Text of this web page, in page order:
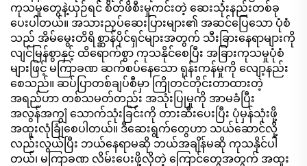
ကုသမှုတွေနဲ့ယှဉ်ရင် စိတ်ဖိစီးမှုကင်းတဲ့ ဆေးသုံးနည်းတစ်ခု
ပေးပါတယ်။ အသားညှပ်ဆေးပြားများ၏ အဆင်ပြေသော ပုံစံ
သည် အိမ်မွေးတိရိစ္ဆာန်ပိုင်ရှင်များအတွက် သီးခြားနေရာများကို
လျင်မြန်စွာနှင့် ထိရောက်စွာ ကုသနိုင်စေပြီး အခြားကုသမှုပုံစံ
များဖြင့် မကြာခဏ ဆက်စပ်နေသော ရုန်းကန်မှုကို လျော့နည်း
စေသည်။ ဆပ်ပြာတစ်ချပ်စီမှာ ကြိုတင်တိုင်းတာထားတဲ့
အရည်ဟာ တစ်သမတ်တည်း အသုံးပြုမှုကို အာမခံပြီး
အလွန်အကျွံ သောက်သုံးခြင်းကို တားဆီးပေးပြီး ပုံမှန်သုံးဖို့
အထူးလုံခြုံစေပါတယ်။ ဒီဆေးရွက်တွေဟာ သယ်ဆောင်လို့
လည်းလွယ်ပြီး ဘယ်နေရာမဆို ဘယ်အချိန်မဆို ကုသနိုင်ပါ
တယ်၊ မကြာခဏ လိမ်းပေးဖို့လိုတဲ့ ကြောင်တွေအတွက် အထူး